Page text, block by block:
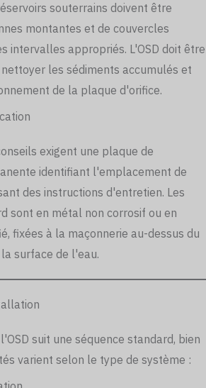
souterrains doivent être
montantes et de couvercles
intervalles appropriés. L'OSD doit être
les sédiments accumulés et
de la plaque d'orifice.
exigent une plaque de
identifiant l'emplacement de
des instructions d'entretien. Les
sont en métal non corrosif ou en
fixées à la maçonnerie au-dessus du
surface de l'eau.
suit une séquence standard, bien
varient selon le type de système :